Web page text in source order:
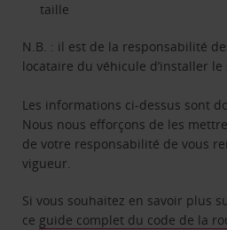
taille
N.B. : il est de la responsabilité
locataire du véhicule d’installer le
Les informations ci-dessus sont
Nous nous efforçons de les
de votre responsabilité de vous
vigueur.
Si vous souhaitez en savoir plus
ce guide complet du code de la